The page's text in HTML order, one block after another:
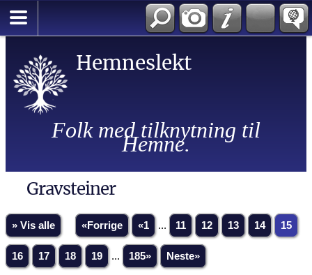
Hemneslekt
Folk med tilknytning til
Hemne.
Gravsteiner
» Vis alle «Forrige «1 ... 11 12 13 14 15
16 17 18 19 ... 185» Neste»